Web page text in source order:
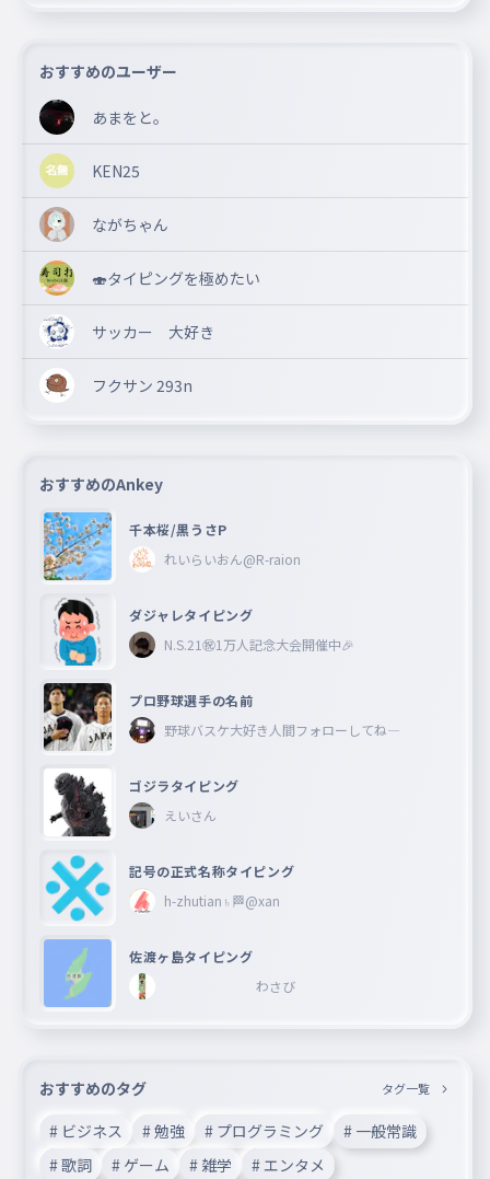
おすすめのユーザー
あまをと。
KEN25
ながちゃん
🍣タイピングを極めたい
サッカー 大好き
フクサン 293n
おすすめのAnkey
千本桜/黒うさP
れいらいおん@R-raion
ダジャレタイピング
N.S.21㊗︎1万人記念大会開催中🎉
プロ野球選手の名前
野球バスケ大好き人間フォローしてね―
ゴジラタイピング
えいさん
記号の正式名称タイピング
h-zhutian♄🏁@xan
佐渡ヶ島タイピング
わさび
おすすめのタグ タグ一覧
# ビジネス # 勉強 # プログラミング
# 一般常識
# 歌詞
# ゲーム # 雑学 # エンタメ